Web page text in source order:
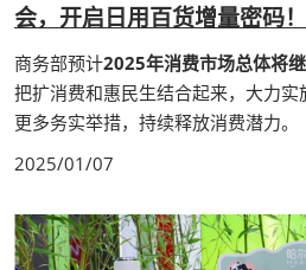
会，开启日用百货增量密码！
商务部预计2025年消费市场总体将
把扩消费和惠民生结合起来，大力
更多务实举措，持续释放消费潜力。
2025/01/07